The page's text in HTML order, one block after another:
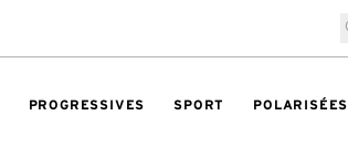
PROGRESSIVES SPORT POLARISÉES